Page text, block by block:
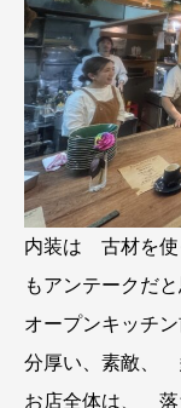
内装は 古材を使
もアンテークだ
オープンキッチ
分厚い、素敵、
お店全体は、 落